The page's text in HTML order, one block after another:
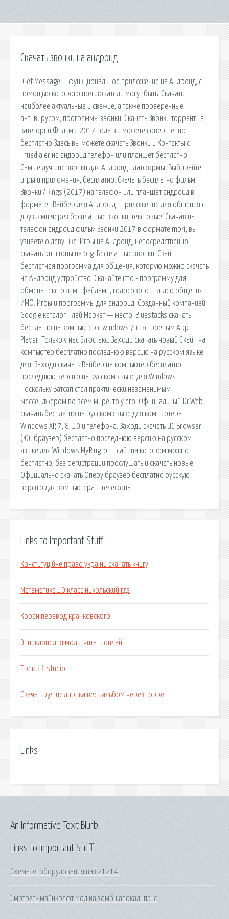
Скачать звонки на андроид
"Get Message" - функциональное приложение на Андроид, с
помощью которого пользователи могут быть. Скачать
наиболее актуальные и свежие, а также проверенные
антивирусом, программы звонки. Скачать Звонки торрент из
категории Фильмы 2017 года вы можете совершенно
бесплатно Здесь вы можете скачать Звонки и Контакты с
Truedialer на андроид телефон или планшет бесплатно.
Самые лучшие звонки для Андроид платформы! Выбирайте
игры и приложения, бесплатно. Скачать бесплатно фильм
Звонки / Rings (2017) на телефон или планшет андроид в
формате · Вайбер для Андроид - приложение для общения с
друзьями через бесплатные звонки, текстовые. Скачав на
телефон андроид фильм Звонки 2017 в формате mp4, вы
узнаете о девушке. Игры на Андроид; непосредственно
скачать рингтоны на org. Бесплатные звонки. Скайп -
бесплатная программа для общения, которую можно скачать
на Андроид устройство. Скачайте imo - программу для
обмена текстовыми файлами, голосового и видео общения.
ИМО. Игры и программы для андроид. Созданный компанией
Google каталог Плей Маркет — место. Bluestacks скачать
бесплатно на компьютер с windows 7 и встроеным App
Player. Только у нас Блюстакс. Заходи скачать новый Скайп на
компьютер бесплатно последнюю версию на русском языке
для. Заходи скачать Вайбер на компьютер бесплатно
последнюю версию на русском языке для Windows.
Поскольку Ватсап стал практически незаменимым
мессенджером во всем мире, то у его. Официальный Dr.Web
скачать бесплатно на русском языке для компьютера
Windows XP, 7, 8, 10 и телефона. Заходи скачать UC Browser
(ЮС браузер) бесплатно последнюю версию на русском
языке для Windows MyRington - сайт на котором можно
бесплатно, без регистрации прослушать и скачать новые.
Официально скачать Оперу браузер бесплатно русскую
версию для компьютера и телефона.
Links to Important Stuff
Конституційне право україни скачать книгу
Математика 10 класс никольский гдз
Коран перевод крачковского
Энциклопедия моды читать онлайн
Трек в fl studio
Скачать денис лирика весь альбом через торрент
Links
Links to Important Stuff
Схема эл оборудования ваз 21214
Смотреть майнкрафт мод на зомби апокалипсис
An Informative Text Blurb